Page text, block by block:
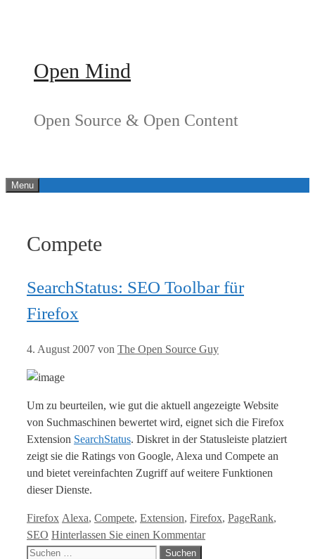
Open Mind
Open Source & Open Content
Menu
Compete
SearchStatus: SEO Toolbar für
Firefox
4. August 2007 von The Open Source Guy
Um zu beurteilen, wie gut die aktuell angezeigte Website
von Suchmaschinen bewertet wird, eignet sich die Firefox
Extension SearchStatus. Diskret in der Statusleiste platziert
zeigt sie die Ratings von Google, Alexa und Compete an
und bietet vereinfachten Zugriff auf weitere Funktionen
dieser Dienste.
Kategorien
Firefox Tags
Alexa, Compete, Extension, Firefox, PageRank,
SEO Hinterlassen Sie einen Kommentar
Suche